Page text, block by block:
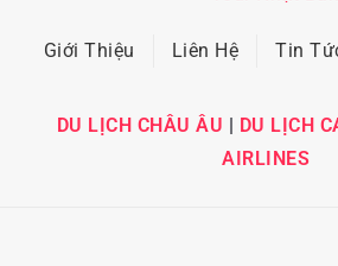
Giới Thiệu Liên Hệ Tin
DU LỊCH CHÂU ÂU | DU LỊCH
AIRLINES